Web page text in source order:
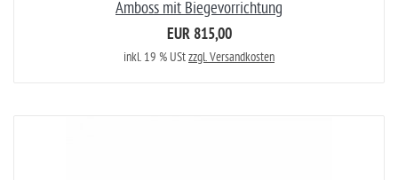
Amboss mit Biegevorrichtung
EUR 815,00
inkl. 19 % UStzzgl. Versandkosten